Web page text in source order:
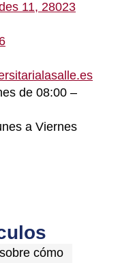
11, 28023
de 08:00 –
a Viernes